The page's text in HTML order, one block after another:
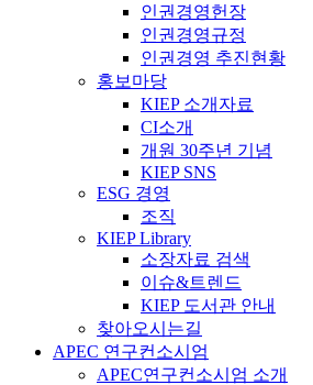
인권경영헌장
인권경영규정
인권경영 추진현황
홍보마당
KIEP 소개자료
CI소개
개원 30주년 기념
KIEP SNS
ESG 경영
조직
KIEP Library
소장자료 검색
이슈&트렌드
KIEP 도서관 안내
찾아오시는길
APEC 연구컨소시엄
APEC연구컨소시엄 소개